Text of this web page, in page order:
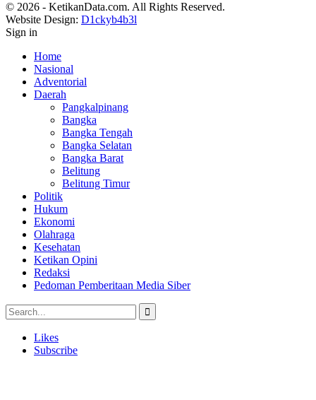
© 2026 - KetikanData.com. All Rights Reserved.
Website Design: D1ckyb4b3l
Sign in
Home
Nasional
Adventorial
Daerah
Pangkalpinang
Bangka
Bangka Tengah
Bangka Selatan
Bangka Barat
Belitung
Belitung Timur
Politik
Hukum
Ekonomi
Olahraga
Kesehatan
Ketikan Opini
Redaksi
Pedoman Pemberitaan Media Siber
Likes
Subscribe